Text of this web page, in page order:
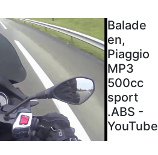
Balade
en,
Piaggio
MP3
500cc
sport
.ABS -
YouTube